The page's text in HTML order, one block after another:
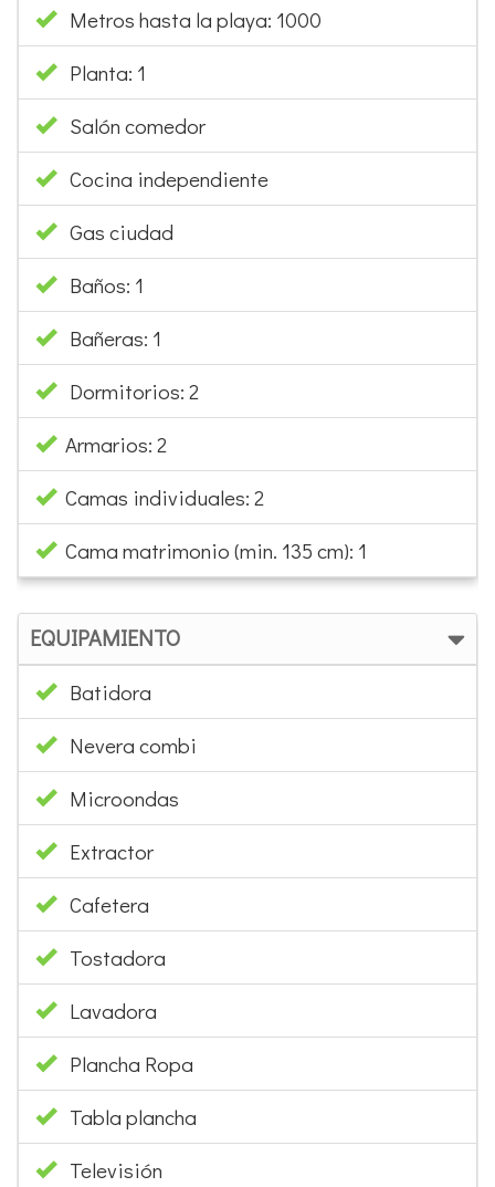
Metros hasta la playa: 1000
Planta: 1
Salón comedor
Cocina independiente
Gas ciudad
Baños: 1
Bañeras: 1
Dormitorios: 2
Armarios: 2
Camas individuales: 2
Cama matrimonio (min. 135 cm): 1
EQUIPAMIENTO
Batidora
Nevera combi
Microondas
Extractor
Cafetera
Tostadora
Lavadora
Plancha Ropa
Tabla plancha
Televisión